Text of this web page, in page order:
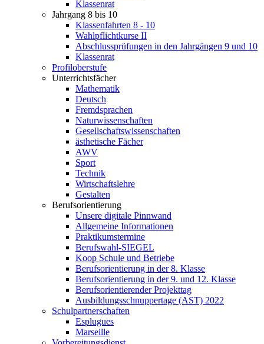
Klassenrat
Jahrgang 8 bis 10
Klassenfahrten 8 - 10
Wahlpflichtkurse II
Abschlussprüfungen in den Jahrgängen 9 und 10
Klassenrat
Profiloberstufe
Unterrichtsfächer
Mathematik
Deutsch
Fremdsprachen
Naturwissenschaften
Gesellschaftswissenschaften
ästhetische Fächer
AWV
Sport
Technik
Wirtschaftslehre
Gestalten
Berufsorientierung
Unsere digitale Pinnwand
Allgemeine Informationen
Praktikumstermine
Berufswahl-SIEGEL
Koop Schule und Betriebe
Berufsorientierung in der 8. Klasse
Berufsorientierung in der 9. und 12. Klasse
Berufsorientierender Projekttag
Ausbildungsschnuppertage (AST) 2022
Schulpartnerschaften
Esplugues
Marseille